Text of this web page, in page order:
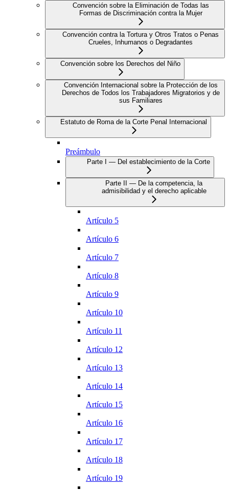
Convención sobre la Eliminación de Todas las
Formas de Discriminación contra la Mujer
Convención contra la Tortura y Otros Tratos o Penas
Crueles, Inhumanos o Degradantes
Convención sobre los Derechos del Niño
Convención Internacional sobre la Protección de los
Derechos de Todos los Trabajadores Migratorios y de
sus Familiares
Estatuto de Roma de la Corte Penal Internacional
Preámbulo
Parte I — Del establecimiento de la Corte
Parte II — De la competencia, la
admisibilidad y el derecho aplicable
Artículo 5
Artículo 6
Artículo 7
Artículo 8
Artículo 9
Artículo 10
Artículo 11
Artículo 12
Artículo 13
Artículo 14
Artículo 15
Artículo 16
Artículo 17
Artículo 18
Artículo 19